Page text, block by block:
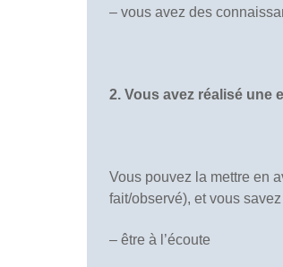
– vous avez des
2. Vous avez réalisé une
Vous pouvez la mettre en
fait/observé), et vous
– être à l’écoute